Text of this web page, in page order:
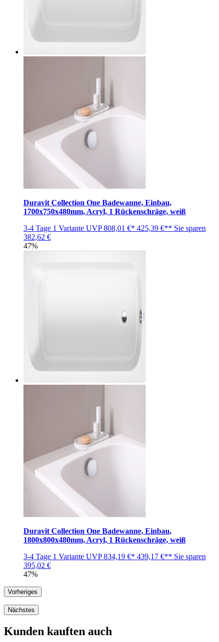
Duravit Collection One Badewanne, Einbau,
1700x750x480mm, Acryl, 1 Rückenschräge, weiß
3-4 Tage 1 Variante UVP808,01 €* 425,39 €** Sie sparen
382,62 €
47%
Duravit Collection One Badewanne, Einbau,
1800x800x480mm, Acryl, 1 Rückenschräge, weiß
3-4 Tage 1 Variante UVP834,19 €* 439,17 €** Sie sparen
395,02 €
47%
Vorheriges
Nächstes
Kunden kauften auch